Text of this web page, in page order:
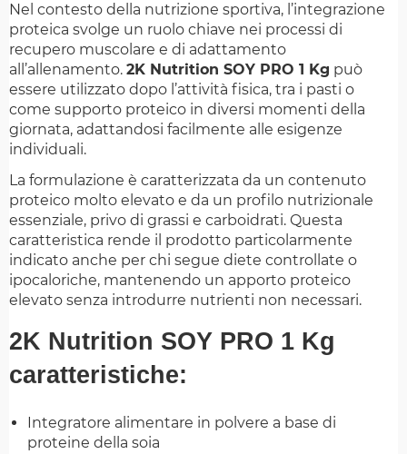
Nel contesto della nutrizione sportiva, l’integrazione
proteica svolge un ruolo chiave nei processi di
recupero muscolare e di adattamento
all’allenamento. 2K Nutrition SOY PRO 1 Kg può
essere utilizzato dopo l’attività fisica, tra i pasti o
come supporto proteico in diversi momenti della
giornata, adattandosi facilmente alle esigenze
individuali.
La formulazione è caratterizzata da un contenuto
proteico molto elevato e da un profilo nutrizionale
essenziale, privo di grassi e carboidrati. Questa
caratteristica rende il prodotto particolarmente
indicato anche per chi segue diete controllate o
ipocaloriche, mantenendo un apporto proteico
elevato senza introdurre nutrienti non necessari.
2K Nutrition SOY PRO 1 Kg
caratteristiche:
Integratore alimentare in polvere a base di
proteine della soia